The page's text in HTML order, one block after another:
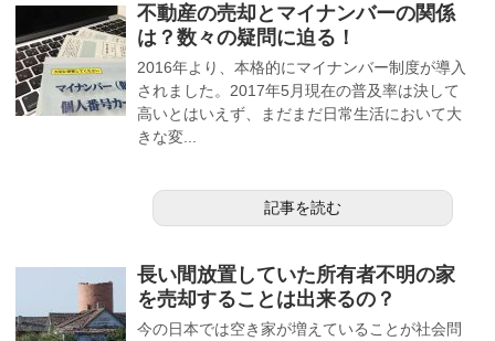
不動産の売却とマイナンバーの関係
は？数々の疑問に迫る！
2016年より、本格的にマイナンバー制度が導入
されました。2017年5月現在の普及率は決して
高いとはいえず、まだまだ日常生活において大
きな変...
記事を読む
長い間放置していた所有者不明の家
を売却することは出来るの？
今の日本では空き家が増えていることが社会問